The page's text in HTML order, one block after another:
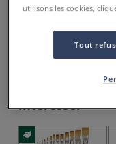
intéresser
utilisons les cookies,
Tout